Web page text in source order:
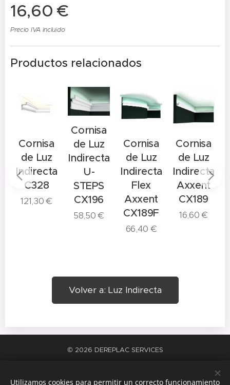
16,60 €
Precio IVA incluido
Productos relacionados
Cornisa
de Luz
Indirecta
C328
121,30€
Cornisa
de Luz
Indirecta
U-
STEPS
CX196
58,50€
Cornisa
de Luz
Indirecta
Flex
Axxent
CX189F
66,40 €
Cornisa
de Luz
Indirecta
Axxent
CX189
16,60€
Volver a: Luz Indirecta
© 2026 DEREPLAC SERVICES
Utilizamos cookies para permitir un correcto funcionamiento